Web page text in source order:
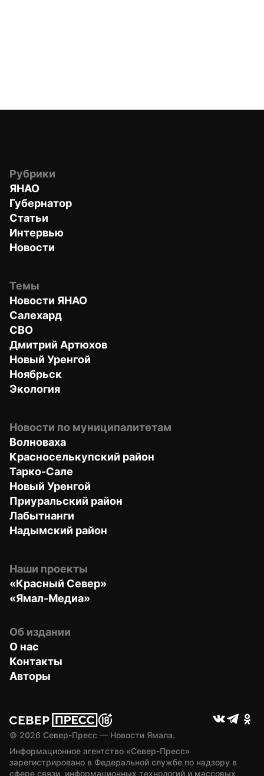
Рубрики
ЯНАО
Губернатор
Статьи
Интервью
Новости
Темы
Новости ЯНАО
Салехард
СВО
Дмитрий Артюхов
Новый Уренгой
Ноябрьск
Экология
Новости по муниципалитетам
Волноваха
Красноселькупский район
Тарко-Сале
Новый Уренгой
Приуральский район
Лабытнанги
Надымский район
Наши проекты
«Красный Север»
«Ямал-Медиа»
Об издании
О нас
Контакты
Авторы
© 2026 Север-Пресс — Новости Ямала.
Информационное агентство «Север-Пресс»
зарегистрировано в Федеральной службе по надзору в
сфере связи, информационных технологий и массовых